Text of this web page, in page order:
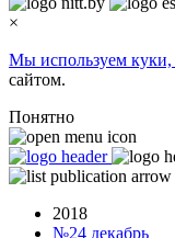
×
Мы используем куки,
сайтом.
Понятно
2018
№24 декабрь